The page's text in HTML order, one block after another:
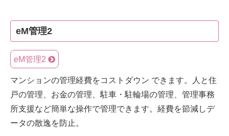
eM管理2
eM管理2
マンションの管理経費をコストダウン できます。人と住
戸の管理、お金の管理、駐車・駐輪場の管理、管理事務
所支援など簡単な操作で管理できます。経費を節減しデ
ータの散逸を防止。